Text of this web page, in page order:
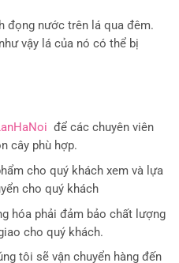
đọng nước trên lá qua đêm.
vậy lá của nó có thể bị
để các chuyên viên
cây phù hợp.
cho quý khách xem và lựa
cho quý khách
hóa phải đảm bảo chất lượng
cho quý khách.
tôi sẽ vận chuyển hàng đến